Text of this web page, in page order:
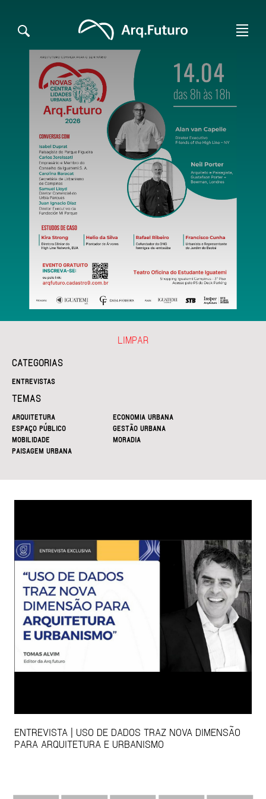
CATEGORIAS
ENTREVISTAS
TEMAS
ARQUITETURA
ECONOMIA URBANA
ESPAÇO PÚBLICO
GESTÃO URBANA
MOBILIDADE
MORADIA
PAISAGEM URBANA
LIMPAR
ENTREVISTA | USO DE DADOS TRAZ NOVA DIMENSÃO
PARA ARQUITETURA E URBANISMO